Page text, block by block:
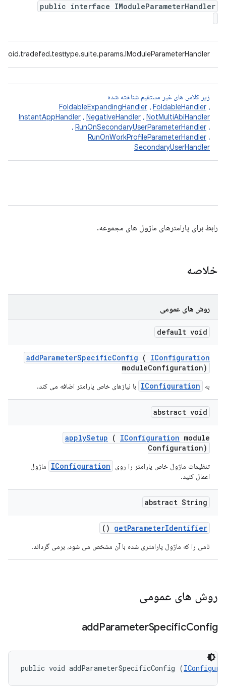
public interface IModuleParameterHandler
زیر کلاس های غیر مستقیم شناخته شده
FoldableExpandingHandler ، FoldableHandler ،
InstantAppHandler ، NegativeHandler ، NotMultiAbiHandler
، RunOnSecondaryUserParameterHandler ،
RunOnWorkProfileParameterHandler ،
SecondaryUserHandler
رابط برای پارامترهای ماژول های مجموعه.
خلاصه
روش های عمومی
default void
addParameterSpecificConfig ( IConfiguration
moduleConfiguration)
به IConfiguration با نیازهای خاص پارامتر اضافه می کند.
abstract void
applySetup ( IConfiguration module
Configuration)
تنظیمات ماژول خاص پارامتر را روی IConfiguration
ماژول
اعمال کنید.
abstract String
getParameterIdentifier
()
نامی را که ماژول پارامتری شده با آن مشخص می شود، برمی گرداند.
روش های عمومی
addParameterSpecificConfig
public void addParameterSpecificConfig (